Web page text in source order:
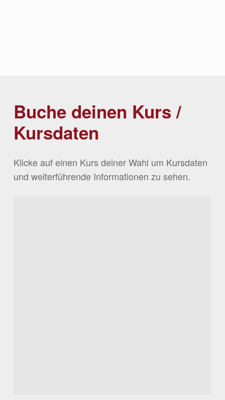
Buche deinen Kurs /
Kursdaten
Klicke auf einen Kurs deiner Wahl um Kursdaten
und weiterführende Informationen zu sehen.